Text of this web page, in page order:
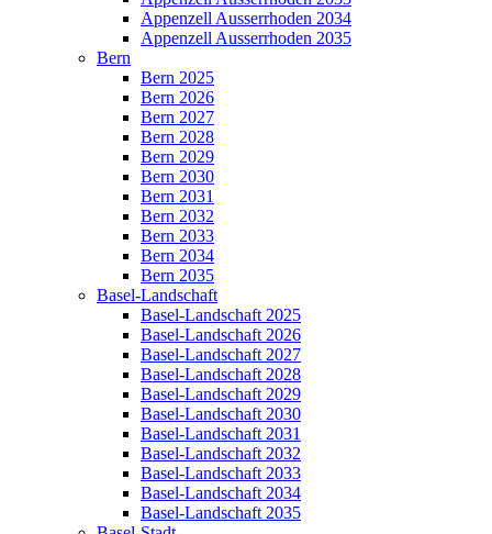
Appenzell Ausserrhoden 2034
Appenzell Ausserrhoden 2035
Bern
Bern 2025
Bern 2026
Bern 2027
Bern 2028
Bern 2029
Bern 2030
Bern 2031
Bern 2032
Bern 2033
Bern 2034
Bern 2035
Basel-Landschaft
Basel-Landschaft 2025
Basel-Landschaft 2026
Basel-Landschaft 2027
Basel-Landschaft 2028
Basel-Landschaft 2029
Basel-Landschaft 2030
Basel-Landschaft 2031
Basel-Landschaft 2032
Basel-Landschaft 2033
Basel-Landschaft 2034
Basel-Landschaft 2035